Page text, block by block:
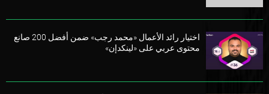
اختيار رائد الأعمال «محمد رجب» ضمن أفضل 200 صانع
محتوى عربي على «لينكدإن»